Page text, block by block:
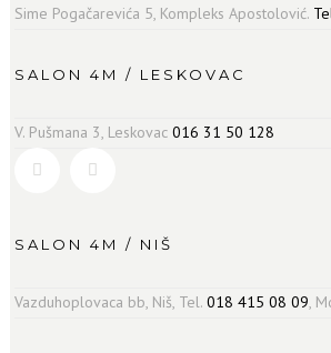
Sime Pogačarevića 5, Kompleks Apostolović.
SALON 4M / LESKOVAC
V. Pušmana 3, Leskovac016 31 50 128
SALON 4M / NIŠ
Vazduhoplovaca bb, Niš, Tel.018 415 08 09,